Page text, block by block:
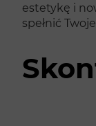
estetykę i
spełnić